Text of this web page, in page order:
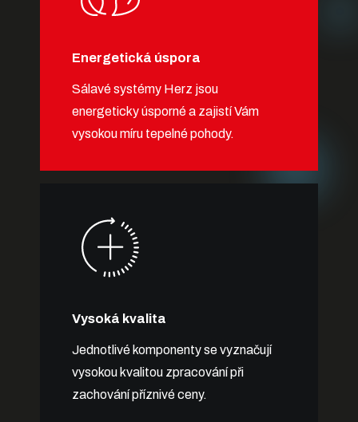
Energetická úspora
Sálavé systémy Herz jsou
energeticky úsporné a zajistí Vám
vysokou míru tepelné pohody.
Vysoká kvalita
Jednotlivé komponenty se vyznačují
vysokou kvalitou zpracování při
zachování příznivé ceny.